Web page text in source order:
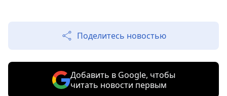
Поделитесь новостью
Добавить в Google, чтобы
читать новости первым